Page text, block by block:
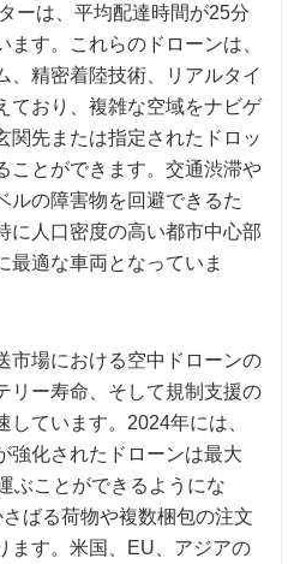
ーは、平均配達時間が25分
す。これらのドローンは、
、精密着陸技術、リアルタイ
ており、複雑な空域をナビゲ
関先または指定されたドロッ
ことができます。交通渋滞や
ルの障害物を回避できるた
に人口密度の高い都市中心部
最適な車両となっていま
市場における空中ドローンの
リー寿命、そして規制支援の
しています。2024年には、
強化されたドローンは最大
ぶことができるようにな
ばる荷物や複数梱包の注文
ます。米国、EU、アジアの